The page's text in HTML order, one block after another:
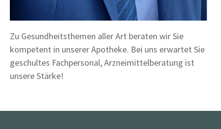
Zu Gesundheitsthemen aller Art beraten wir Sie
kompetent in unserer Apotheke. Bei uns erwartet Sie
geschultes Fachpersonal, Arzneimittelberatung ist
unsere Stärke!